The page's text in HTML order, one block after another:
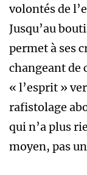
volontés de
Jusqu’au
permet à ses
changeant de
« l’esprit »
rafistolage
qui n’a plus
moyen, pas